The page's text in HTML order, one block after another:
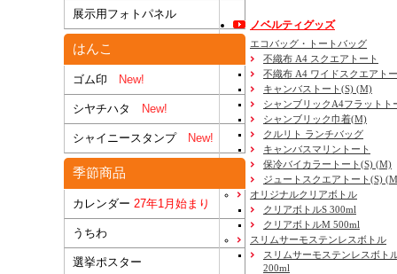
展示用フォトパネル
はんこ
ゴム印 New!
シヤチハタ New!
シャイニースタンプNew!
季節商品
カレンダー 27年1月始まり
うちわ
選挙ポスター
ノベルティグッズ
エコバッグ・トートバッグ
不織布 A4 スクエアトート
不織布 A4 ワイドスクエアト
キャンバストート(S) (M)
シャンブリックA4フラットト
シャンブリック巾着(M)
クルリト ランチバッグ
キャンバスマリントート
保冷バイカラートート(S) (M)
ジュートスクエアトート(S)
オリジナルクリアボトル
クリアボトルS 300ml
クリアボトルM 500ml
スリムサーモステンレスボトル
スリムサーモステンレスボト
200ml